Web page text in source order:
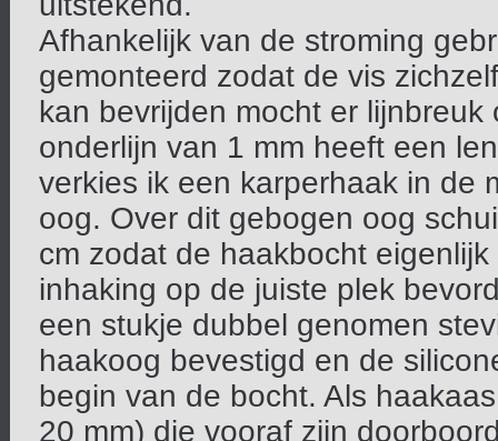
Afhankelijk van de stroming
gemonteerd zodat de vis
kan bevrijden mocht er
onderlijn van 1 mm heeft een
verkies ik een karperhaak in de
oog. Over dit gebogen oog
cm zodat de haakbocht
inhaking op de juiste plek
een stukje dubbel genomen
haakoog bevestigd en de
begin van de bocht. Als
20 mm) die vooraf zijn